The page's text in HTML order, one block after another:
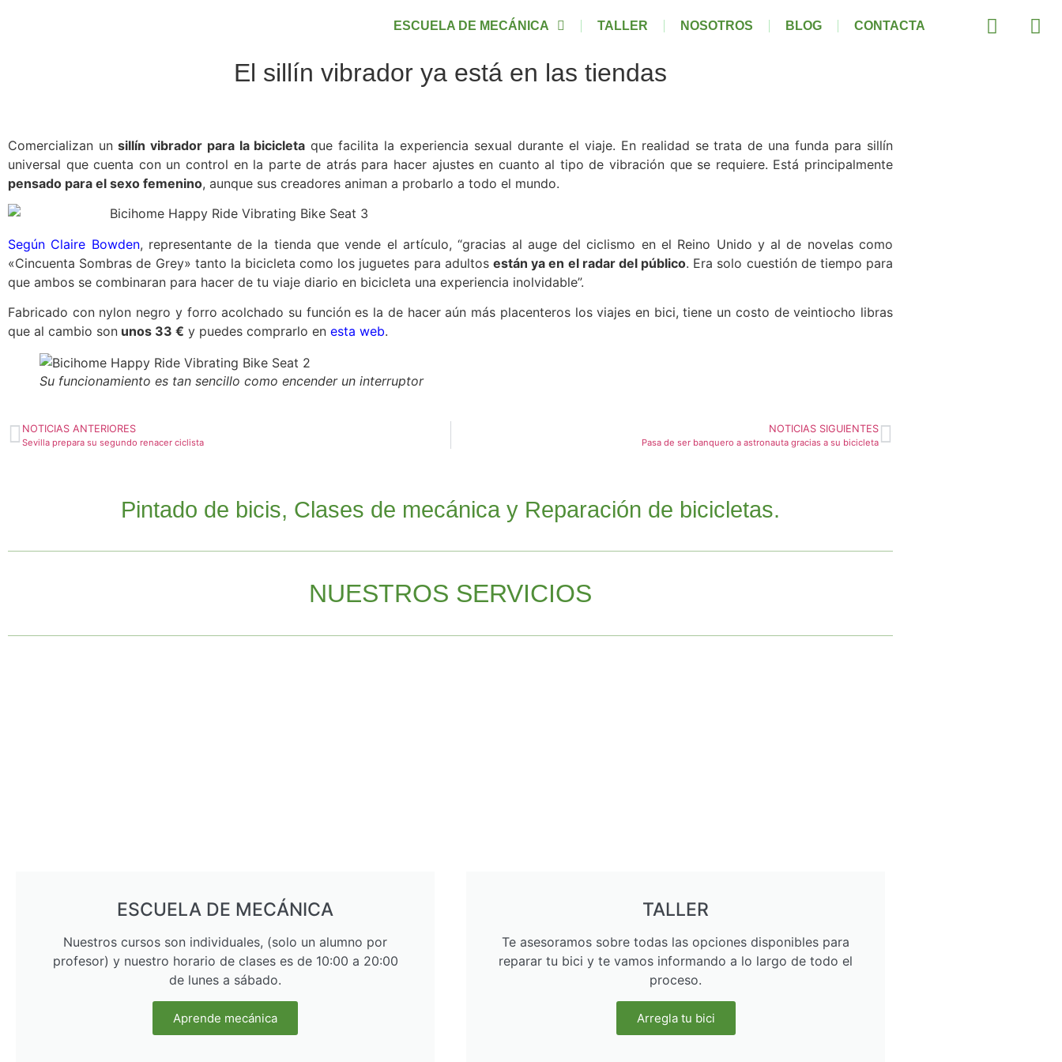
ESCUELA DE MECÁNICA TALLER NOSOTROS BLOG CONTACTA
El sillín vibrador ya está en las tiendas
Comercializan unsillín vibrador para la bicicleta que facilita la experiencia sexual durante el viaje. En realidad se trata de una funda para sillín
universal que cuenta con un control en la parte de atrás para hacer ajustes en cuanto al tipo de vibración que se requiere. Está principalmente
pensado para el sexo femenino, aunque sus creadores animan a probarlo a todo el mundo.
Según Claire Bowden, representante de la tienda que vende el artículo, “gracias al auge del ciclismo en el Reino Unido y al de novelas como
«Cincuenta Sombras de Grey» tanto la bicicleta como los juguetes para adultos están ya en el radar del público. Era solo cuestión de tiempo para
que ambos se combinaran para hacer de tu viaje diario en bicicleta una experiencia inolvidable”.
Fabricado con nylon negro y forro acolchado su función es la de hacer aún más placenteros los viajes en bici, tiene un costo de veintiocho libras
que al cambio son unos 33 € y puedes comprarlo en esta web.
Su funcionamiento es tan sencillo como encender un interruptor
NOTICIAS ANTERIORES
Sevilla prepara su segundo renacer ciclista
NOTICIAS SIGUIENTES
Pasa de ser banquero a astronauta gracias a su bicicleta
Pintado de bicis, Clases de mecánica y Reparación de bicicletas.
NUESTROS SERVICIOS
ESCUELA DE MECÁNICA
Nuestros cursos son individuales, (solo un alumno por
profesor) y nuestro horario de clases es de 10:00 a 20:00
de lunes a sábado.
Aprende mecánica
TALLER
Te asesoramos sobre todas las opciones disponibles para
reparar tu bici y te vamos informando a lo largo de todo el
proceso.
Arregla tu bici